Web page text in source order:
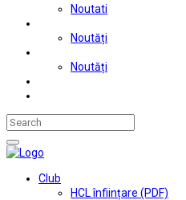
Noutati
Noutăți
Noutăți
Club
HCL înființare (PDF)